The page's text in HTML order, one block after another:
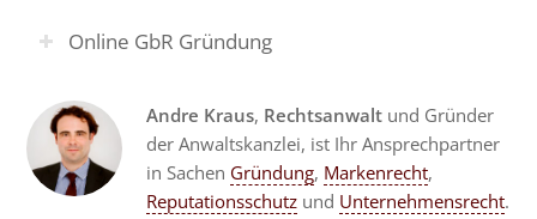
Online GbR Gründung
Andre Kraus, Rechtsanwalt und Gründer
der Anwaltskanzlei, ist Ihr Ansprechpartner
in Sachen Gründung, Markenrecht,
Reputationsschutzund Unternehmensrecht.